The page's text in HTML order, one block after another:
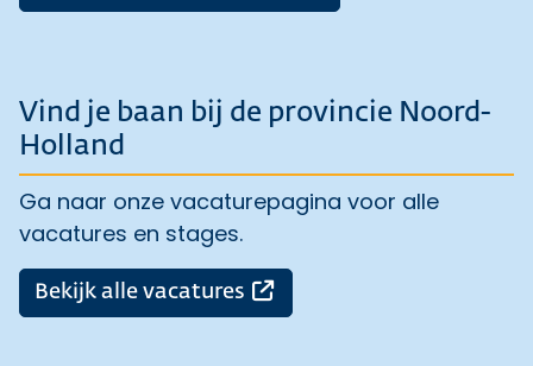
Vind je baan bij de provincie Noord-
Holland
Ga naar onze vacaturepagina voor alle
vacatures en stages.
Bekijk alle vacatures